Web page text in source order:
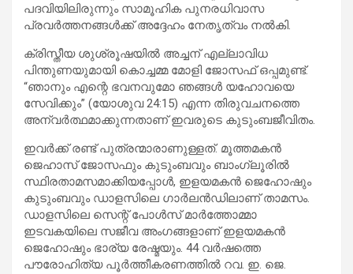
പദവിയിലിരുന്നും സാമൂഹിക പുനരധിവാസ
പ്രവർത്തനങ്ങൾക്ക് അദ്ദേഹം നേതൃത്വം നൽകി.
ക്രിസ്തീയ ശുശ്രൂഷയിൽ അച്ചന് എല്ലാവിധ
പിന്തുണയുമായി കൊച്ചമ്മ മോളി ജോസഫ് ഒപ്പമുണ്ട്.
“ഞാനും എന്റെ ഭവനവുമോ ഞങ്ങൾ യഹോവയെ
സേവിക്കും” (യോശുവ 24:15) എന്ന തിരുവചനത്തെ
അന്വർത്ഥമാക്കുന്നതാണ് ഇവരുടെ കുടുംബജീവിതം.
ഇവർക്ക് രണ്ട് പുത്രന്മാരാണുള്ളത്. മൂത്തമകൻ
ജെഹാസ് ജോസഫും കുടുംബവും ബാംഗ്ലൂരിൽ
സ്ഥിരതാമസമാക്കിയപ്പോൾ, ഇളയമകൻ ജെഹോഷും
കുടുംബവും ഡാളസിലെ ഗാർലൻഡിലാണ് താമസം.
ഡാളസിലെ സെന്റ് പോൾസ് മാർത്തോമ്മാ
ഇടവകയിലെ സജീവ അംഗങ്ങളാണ് ഇളയമകൻ
ജെഹോഷും ഭാര്യ രേഷ്മയും. 44 വർഷത്തെ
പൗരോഹിത്യ പൂർത്തീകരണത്തിൽ റവ. ഇ. ജെ.